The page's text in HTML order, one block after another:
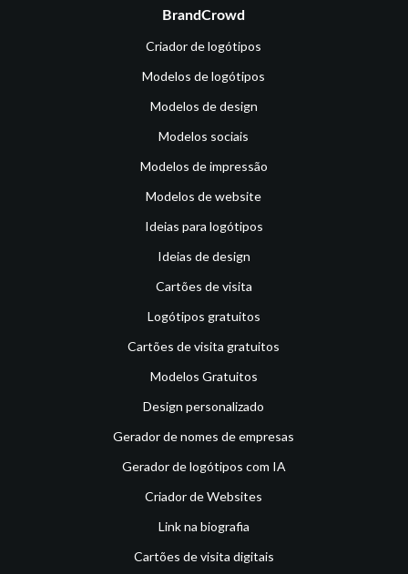
BrandCrowd
Criador de logótipos
Modelos de logótipos
Modelos de design
Modelos sociais
Modelos de impressão
Modelos de website
Ideias para logótipos
Ideias de design
Cartões de visita
Logótipos gratuitos
Cartões de visita gratuitos
Modelos Gratuitos
Design personalizado
Gerador de nomes de empresas
Gerador de logótipos com IA
Criador de Websites
Link na biografia
Cartões de visita digitais